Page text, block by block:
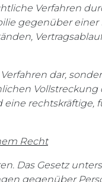
Verfahren
gegenüber einer
dar,
Recht
Das Gesetz
gegenüber